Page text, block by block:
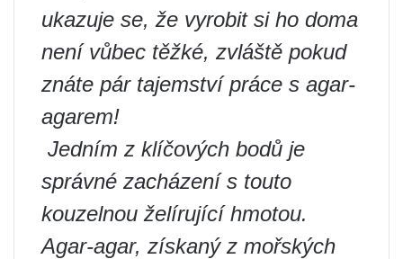
ukazuje se, že vyrobit si ho doma
není vůbec těžké, zvláště pokud
znáte pár tajemství práce s agar-
agarem!
️ Jedním z klíčových bodů je
správné zacházení s touto
kouzelnou želírující hmotou.
Agar-agar, získaný z mořských